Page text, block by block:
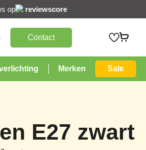
op reviewscore
Contact
Merken Sale
E27 zwart